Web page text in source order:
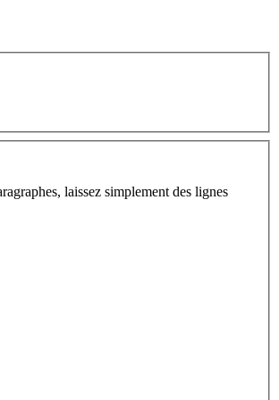
laissez simplement des lignes